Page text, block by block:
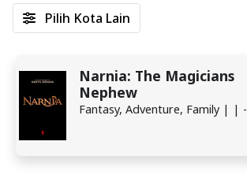
Narnia: The Magicians
Nephew
Fantasy, Adventure, Family | | -
Pilih Kota Lain